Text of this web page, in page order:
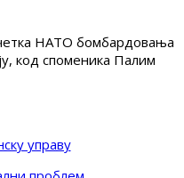
НАТО бомбардовања
код споменика Палим
управу